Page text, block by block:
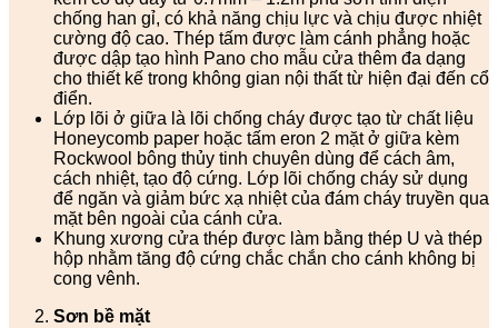
chống han gỉ, có khả năng chịu lực và chịu được nhiệt
cường độ cao. Thép tấm được làm cánh phẳng hoặc
được dập tạo hình Pano cho mẫu cửa thêm đa dạng
cho thiết kế trong không gian nội thất từ hiện đại đến cổ
điển.
Lớp lõi ở giữa là lõi chống cháy được tạo từ chất liệu
Honeycomb paper hoặc tấm eron 2 mặt ở giữa kèm
Rockwool bông thủy tinh chuyên dùng để cách âm,
cách nhiệt, tạo độ cứng. Lớp lõi chống cháy sử dụng
để ngăn và giảm bức xạ nhiệt của đám cháy truyền qua
mặt bên ngoài của cánh cửa.
Khung xương cửa thép được làm bằng thép U và thép
hộp nhằm tăng độ cứng chắc chắn cho cánh không bị
cong vênh.
Sơn bề mặt